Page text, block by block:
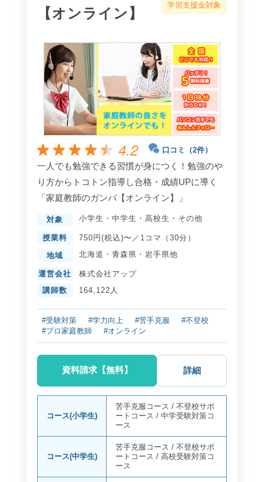
【オンライン】
学習支援金対象
4.2 口コミ（2件）
一人でも勉強できる習慣が身につく！勉強のや
り方からトコトン指導し合格・成績UPに導く
「家庭教師のガンバ【オンライン】」
対象 小学生 ・ 中学生 ・ 高校生 ・ その他
授業料 750円(税込)〜／1コマ（30分）
地域 北海道 ・ 青森県 ・ 岩手県他
運営会社
株式会社アップ
講師数
164,122人
#受験対策 #学力向上 #苦手克服
#不登校
#プロ家庭教師
#オンライン
資料請求【無料】 詳細
コース(小学生)
苦手克服コース /不登校サポ
ートコース /中学受験対策コ
ース
コース(中学生)
苦手克服コース /不登校サポ
ートコース /高校受験対策コ
ース